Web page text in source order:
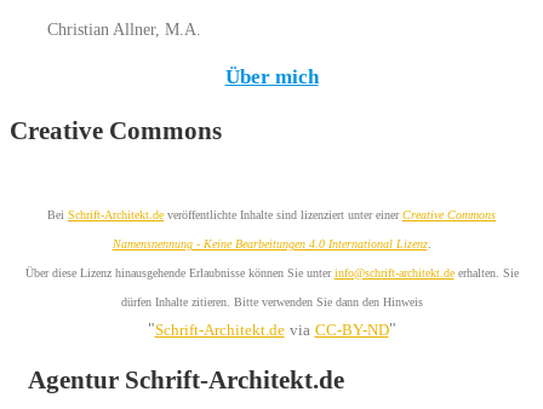
Christian Allner, M.A.
Über mich
Creative Commons
Bei Schrift-Architekt.de veröffentlichte Inhalte sind lizenziert unter einerCreative Commons
Namensnennung - Keine Bearbeitungen 4.0 International Lizenz.
Über diese Lizenz hinausgehende Erlaubnisse können Sie unterinfo@schrift-architekt.deerhalten. Sie
dürfen Inhalte zitieren. Bitte verwenden Sie dann den Hinweis
"Schrift-Architekt.de via CC-BY-ND"
Agentur Schrift-Architekt.de